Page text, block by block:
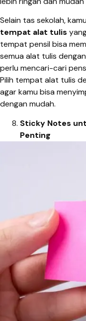
Selain tas sekolah,
tempat alat tulis
tempat pensil bisa
semua alat tulis
perlu mencari-cari
Pilih tempat alat tulis
agar kamu bisa
dengan mudah.
Sticky Notes
Penting